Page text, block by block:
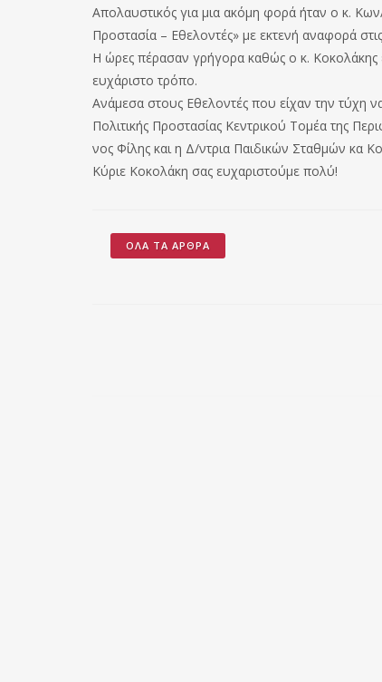
Απολαυστικός για μια ακόμη φορά ήταν ο κ.
Προστασία – Εθελοντές» με εκτενή αναφορά
Η ώρες πέρασαν γρήγορα καθώς ο κ. Κοκολάκης
ευχάριστο τρόπο.
Ανάμεσα στους Εθελοντές που είχαν την τύχη
Πολιτικής Προστασίας Κεντρικού Τομέα της
νος Φίλης και η Δ/ντρια Παιδικών Σταθμών κα
Κύριε Κοκολάκη σας ευχαριστούμε πολύ!
ΌΛΑ ΤΑ ΆΡΘΡΑ